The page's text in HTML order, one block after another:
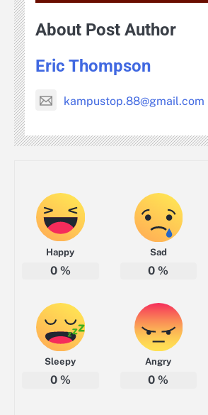
About Post Author
Eric Thompson
kampustop.88@gmail.com
Happy
0%
Sad
0 %
Sleepy
0%
Angry
0 %